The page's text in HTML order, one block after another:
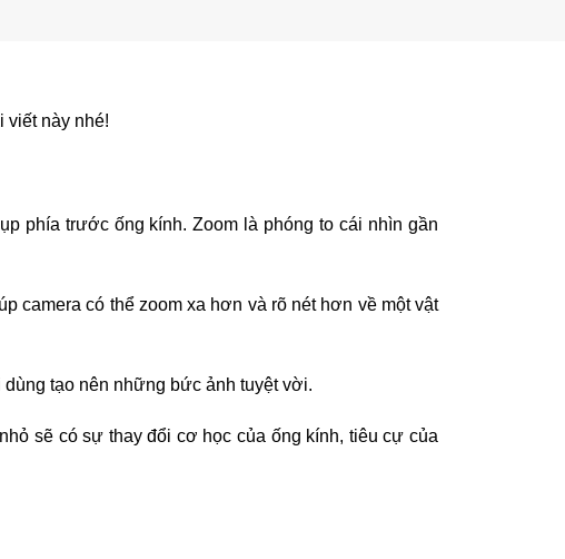
viết này nhé!
phía trước ống kính. Zoom là phóng to cái nhìn gần
camera có thể zoom xa hơn và rõ nét hơn về một vật
tạo nên những bức ảnh tuyệt vời.
sẽ có sự thay đổi cơ học của ống kính, tiêu cự của